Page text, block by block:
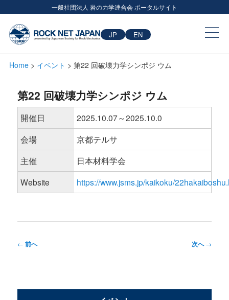
一般社団法人 岩の力学連合会 ポータルサイト
JP EN
Home > イベント > 第22 回破壊力学シンポジ ウム
第22 回破壊力学シンポジ ウム
開催日
2025.10.07～2025.10.0
会場
京都テルサ
主催
日本材料学会
Website
https://www.jsms.jp/kaikoku/
投
ビ
← 前へ 次へ→